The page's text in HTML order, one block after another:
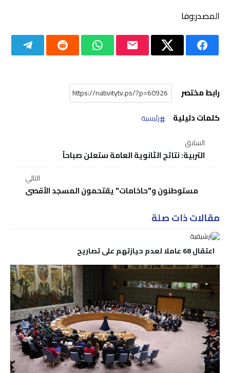
المصدر:وفا
رابط مختصر
كلمات دليلية
رئيسية
السابق
التربية: نتائج الثانوية العامة ستعلن صباحاً
التالي
مستوطنون و"حاخامات" يقتحمون المسجد الأقصى
مقالات ذات صلة
اعتقال 68 عاملا لعدم حيازتهم على تصاريح